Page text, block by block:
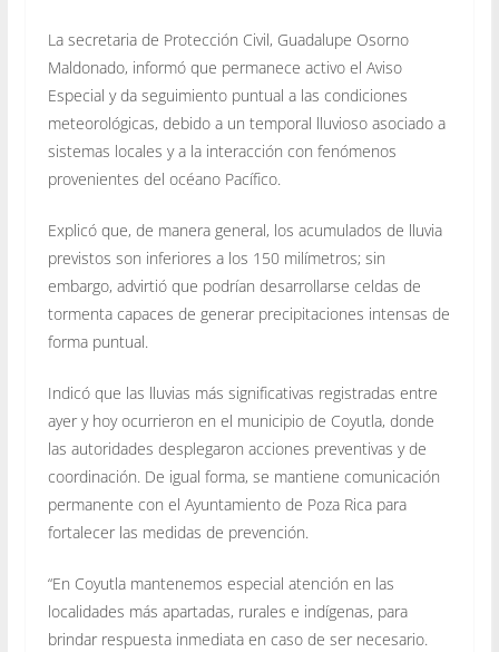
La secretaria de Protección Civil, Guadalupe Osorno
Maldonado, informó que permanece activo el Aviso
Especial y da seguimiento puntual a las condiciones
meteorológicas, debido a un temporal lluvioso asociado a
sistemas locales y a la interacción con fenómenos
provenientes del océano Pacífico.
Explicó que, de manera general, los acumulados de lluvia
previstos son inferiores a los 150 milímetros; sin
embargo, advirtió que podrían desarrollarse celdas de
tormenta capaces de generar precipitaciones intensas de
forma puntual.
Indicó que las lluvias más significativas registradas entre
ayer y hoy ocurrieron en el municipio de Coyutla, donde
las autoridades desplegaron acciones preventivas y de
coordinación. De igual forma, se mantiene comunicación
permanente con el Ayuntamiento de Poza Rica para
fortalecer las medidas de prevención.
“En Coyutla mantenemos especial atención en las
localidades más apartadas, rurales e indígenas, para
brindar respuesta inmediata en caso de ser necesario.